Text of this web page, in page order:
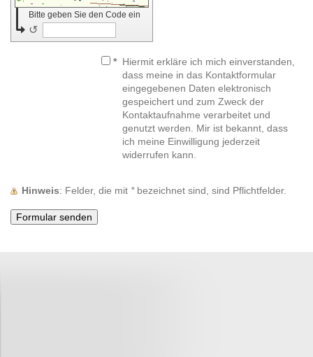
Bitte geben Sie den Code ein
↺
* Hiermit erkläre ich mich einverstanden,
dass meine in das Kontaktformular
eingegebenen Daten elektronisch
gespeichert und zum Zweck der
Kontaktaufnahme verarbeitet und
genutzt werden. Mir ist bekannt, dass
ich meine Einwilligung jederzeit
widerrufen kann.
Hinweis : Felder, die mit *bezeichnet sind, sind Pflichtfelder.